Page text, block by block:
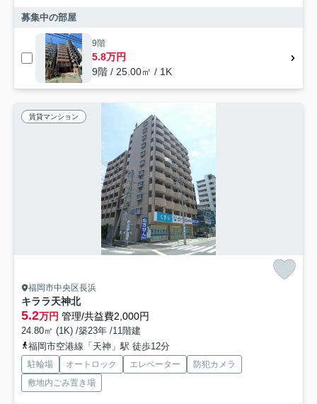
募集中の部屋
9階
5.8万円
9階 / 25.00㎡ / 1K
賃貸マンション
福岡市中央区長浜
キララ天神北
5.2万円 管理/共益費2,000円
24.80㎡ (1K) /築23年 /11階建
福岡市空港線「天神」駅 徒歩12分
駐輪場 オートロック エレベーター
防犯カメラ
敷地内ごみ置き場